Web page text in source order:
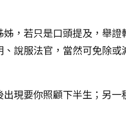
，若只是口頭提及，舉證
說服法官，當然可免除或
現要你照顧下半生；另一